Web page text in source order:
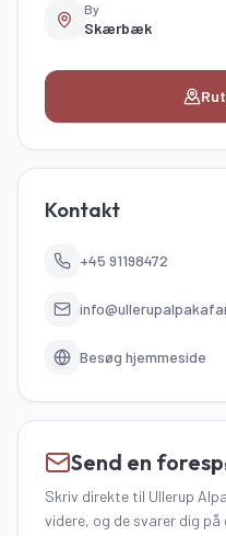
By
Skærbæk
Kontakt
+45 91198472
Besøg hjemmeside
Send en
Skriv direkte til Ullerup
videre, og de svarer dig på